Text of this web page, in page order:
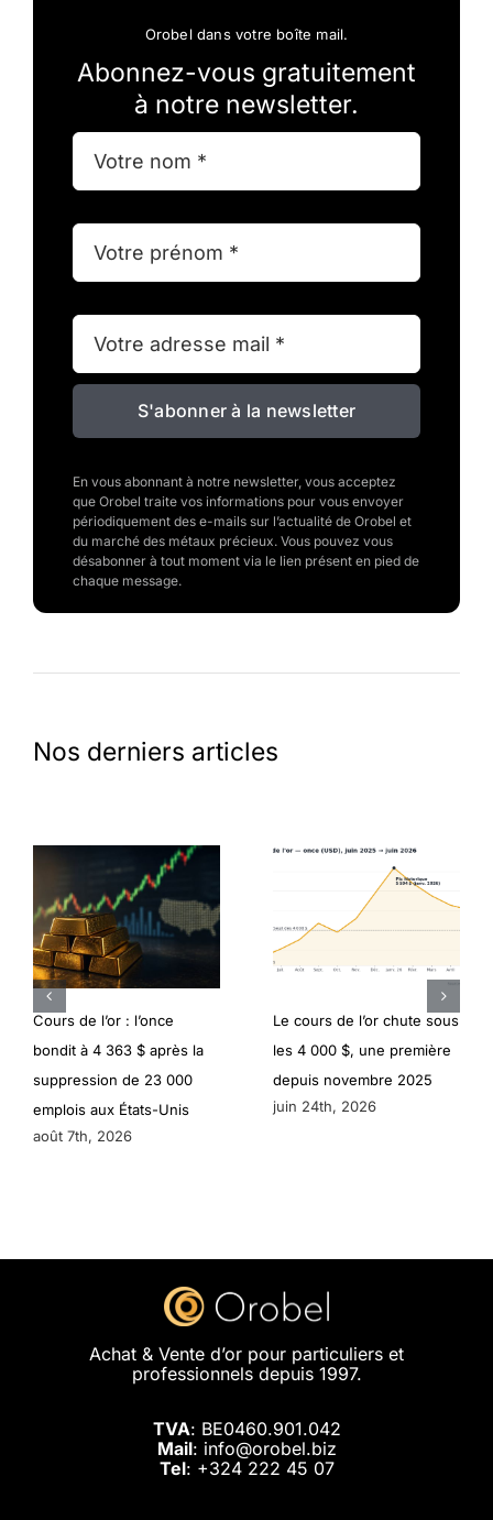
Orobel dans votre boîte mail.
Abonnez-vous gratuitement
à notre newsletter.
S'abonner à la newsletter
En vous abonnant à notre newsletter, vous acceptez
que Orobel traite vos informations pour vous envoyer
périodiquement des e-mails sur l’actualité de Orobel et
du marché des métaux précieux. Vous pouvez vous
désabonner à tout moment via le lien présent en pied de
chaque message.
Nos derniers articles
Cours de l’or : l’once
bondit à 4 363 $ après la
suppression de 23 000
emplois aux États-Unis
août 7th, 2026
Le cours de l’or chute sous
les 4 000 $, une première
depuis novembre 2025
juin 24th, 2026
Achat & Vente d’or pour particuliers et
professionnels depuis 1997.
TVA: BE0460.901.042
Mail: info@orobel.biz
Tel: +324 222 45 07